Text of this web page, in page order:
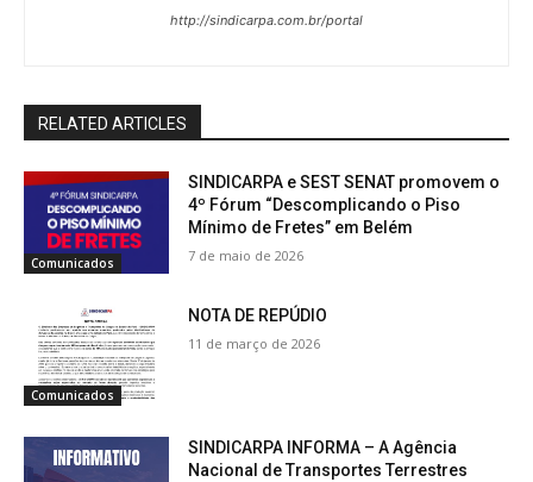
http://sindicarpa.com.br/portal
RELATED ARTICLES
Comunicados
SINDICARPA e SEST SENAT promovem o
4º Fórum “Descomplicando o Piso
Mínimo de Fretes” em Belém
7 de maio de 2026
Comunicados
NOTA DE REPÚDIO
11 de março de 2026
SINDICARPA INFORMA – A Agência
Nacional de Transportes Terrestres